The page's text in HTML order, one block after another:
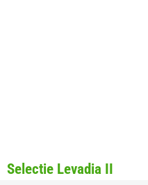
Selectie Levadia II